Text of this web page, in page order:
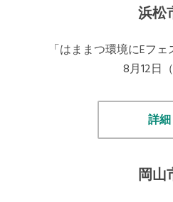
浜松
「はままつ環境にEフ
8月12日
詳細
岡山